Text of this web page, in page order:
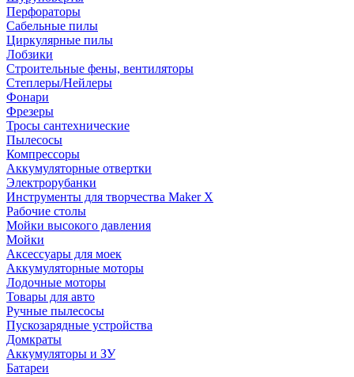
Перфораторы
Сабельные пилы
Циркулярные пилы
Лобзики
Строительные фены, вентиляторы
Степлеры/Нейлеры
Фонари
Фрезеры
Тросы сантехнические
Пылесосы
Компрессоры
Аккумуляторные отвертки
Электрорубанки
Инструменты для творчества Maker X
Рабочие столы
Мойки высокого давления
Мойки
Аксессуары для моек
Аккумуляторные моторы
Лодочные моторы
Товары для авто
Ручные пылесосы
Пускозарядные устройства
Домкраты
Аккумуляторы и ЗУ
Батареи